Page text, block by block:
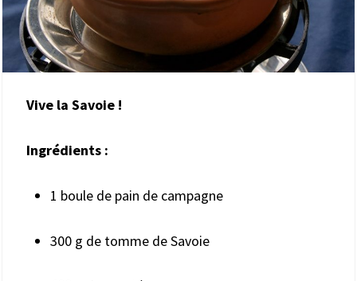
Vive la Savoie !
Ingrédients :
1 boule de pain de campagne
300 g de tomme de Savoie